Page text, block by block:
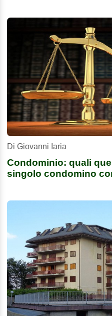
Di Giovanni Iaria
Condominio: quali
singolo condomino